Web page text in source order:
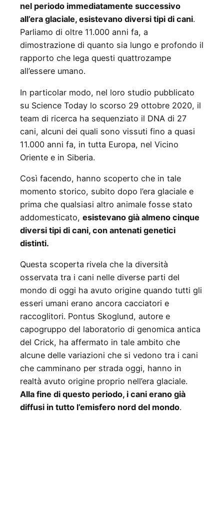
nel periodo immediatamente successivo
all’era glaciale, esistevano diversi tipi di cani.
Parliamo di oltre 11.000 anni fa, a
dimostrazione di quanto sia lungo e profondo il
rapporto che lega questi quattrozampe
all’essere umano.
In particolar modo, nel loro studio pubblicato
su Science Today lo scorso 29 ottobre 2020, il
team di ricerca ha sequenziato il DNA di 27
cani, alcuni dei quali sono vissuti fino a quasi
11.000 anni fa, in tutta Europa, nel Vicino
Oriente e in Siberia.
Così facendo, hanno scoperto che in tale
momento storico, subito dopo l’era glaciale e
prima che qualsiasi altro animale fosse stato
addomesticato, esistevano già almeno cinque
diversi tipi di cani, con antenati genetici
distinti.
Questa scoperta rivela che la diversità
osservata tra i cani nelle diverse parti del
mondo di oggi ha avuto origine quando tutti gli
esseri umani erano ancora cacciatori e
raccoglitori. Pontus Skoglund, autore e
capogruppo del laboratorio di genomica antica
del Crick, ha affermato in tale ambito che
alcune delle variazioni che si vedono tra i cani
che camminano per strada oggi, hanno in
realtà avuto origine proprio nell’era glaciale.
Alla fine di questo periodo, i cani erano già
diffusi in tutto l’emisfero nord del mondo.